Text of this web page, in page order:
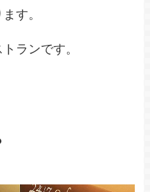
す。
ランです。